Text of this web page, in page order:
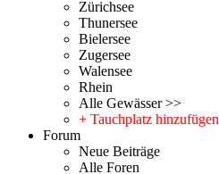
Zürichsee
Thunersee
Bielersee
Zugersee
Walensee
Rhein
Alle Gewässer >>
+ Tauchplatz hinzufügen
Forum
Neue Beiträge
Alle Foren